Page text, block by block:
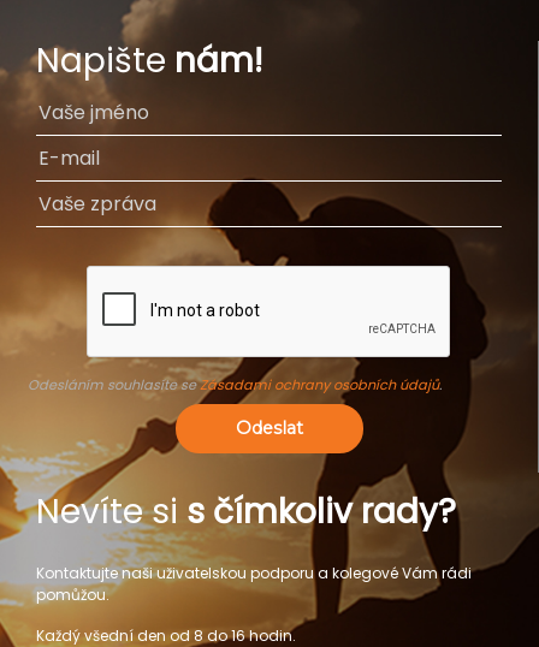
Napište nám!
Odesláním souhlasíte seZásadami ochrany osobních údajů.
Odeslat
Nevíte si s čímkoliv rady?
Kontaktujte naši uživatelskou podporu a kolegové Vám rádi
pomůžou.
Každý všední den od 8 do 16 hodin.